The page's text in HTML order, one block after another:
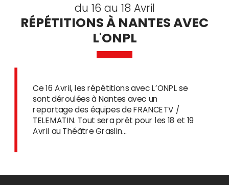
du 16 au 18 Avril
RÉPÉTITIONS À NANTES AVEC
L'ONPL
Ce 16 Avril, les répétitions avec L’ONPL se
sont déroulées à Nantes avec un
reportage des équipes de FRANCETV /
TELEMATIN. Tout sera prêt pour les 18 et 19
Avril au Théâtre Graslin…